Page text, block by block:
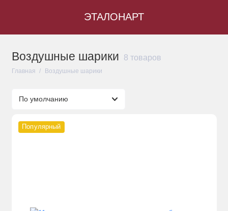
ЭТАЛОНАРТ
Воздушные шарики 8 товаров
Главная Воздушные шарики
Популярный